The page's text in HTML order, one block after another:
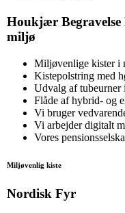
Houkjær
miljø
Miljøvenlige kister i
Kistepolstring med
Udvalg af tubeurner
Flåde af hybrid- og
Vi bruger
Vi arbejder digitalt
Vores
Miljøvenlig kiste
Nordisk Fyr